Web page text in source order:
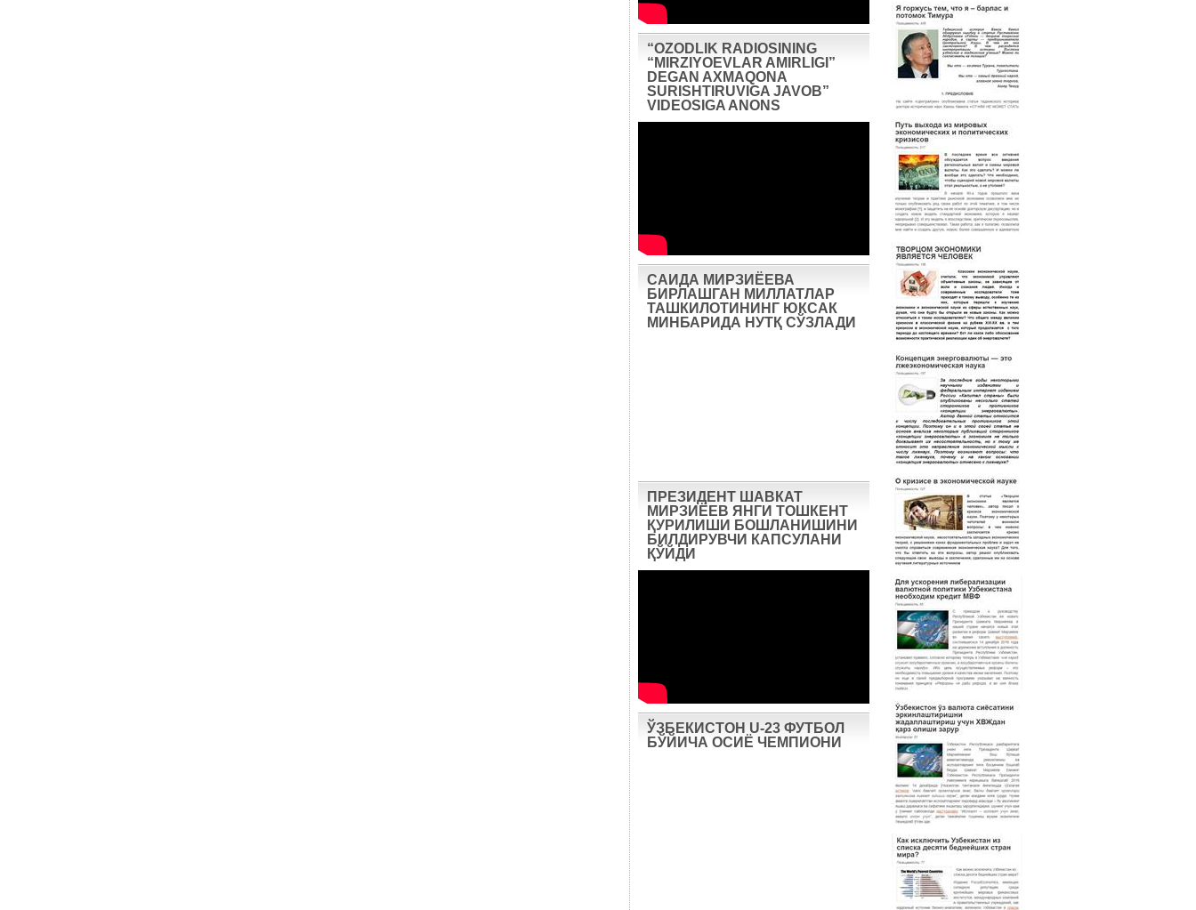
“OZODLIK RADIOSINING
“MIRZIYOEVLAR AMIRLIGI”
DEGAN AXMAQONA
SURISHTIRUVIGA JAVOB”
VIDEOSIGA ANONS
САИДА МИРЗИЁЕВА
БИРЛАШГАН МИЛЛАТЛАР
ТАШКИЛОТИНИНГ ЮКСАК
МИНБАРИДА НУТҚ СЎЗЛАДИ
ПРЕЗИДЕНТ ШАВКАТ
МИРЗИЁЕВ ЯНГИ ТОШКЕНТ
ҚУРИЛИШИ БОШЛАНИШИНИ
БИЛДИРУВЧИ КАПСУЛАНИ
ҚЎЙДИ
ЎЗБЕКИСТОН U-23 ФУТБОЛ
БЎЙИЧА ОСИЁ ЧЕМПИОНИ